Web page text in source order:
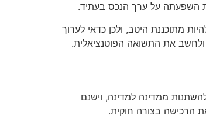
השפעתה על ערך הנכס בעתיד.
מתוכננת היטב, ולכן כדאי לערוך
את התשואה הפוטנציאלית.
ממדינה למדינה, וישנם
הרכישה בצורה חוקית.